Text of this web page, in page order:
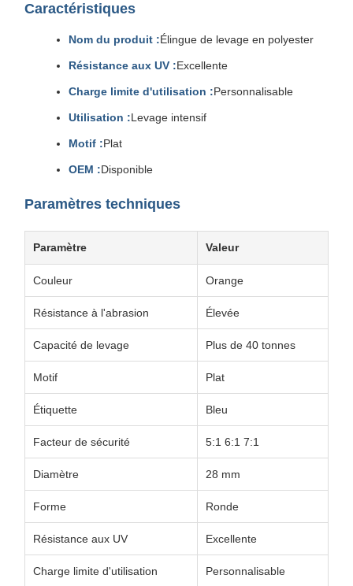
Caractéristiques
Nom du produit :Élingue de levage en polyester
Résistance aux UV :Excellente
Charge limite d'utilisation :Personnalisable
Utilisation :Levage intensif
Motif :Plat
OEM :Disponible
Paramètres techniques
Paramètre Valeur
Couleur Orange
Résistance à l'abrasion Élevée
Capacité de levage Plus de 40 tonnes
Motif Plat
Étiquette Bleu
Facteur de sécurité 5:1 6:1 7:1
Diamètre 28 mm
Forme Ronde
Résistance aux UV Excellente
Charge limite d'utilisation Personnalisable